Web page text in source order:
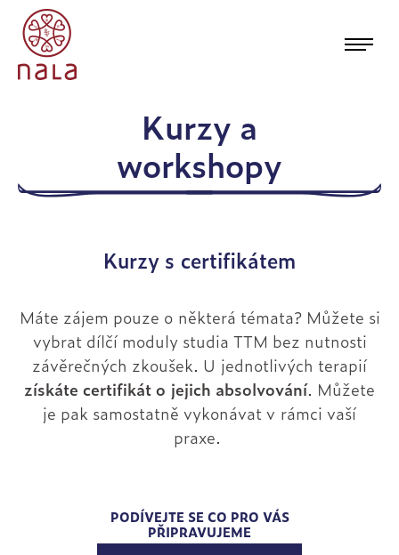
Kurzy a
workshopy
Kurzy s certifikátem
Máte zájem pouze o některá témata? Můžete si
vybrat dílčí moduly studia TTM bez nutnosti
závěrečných zkoušek. U jednotlivých terapií
získáte certifikát o jejich absolvování. Můžete
je pak samostatně vykonávat v rámci vaší
praxe.
PODÍVEJTE SE CO PRO VÁS
PŘIPRAVUJEME